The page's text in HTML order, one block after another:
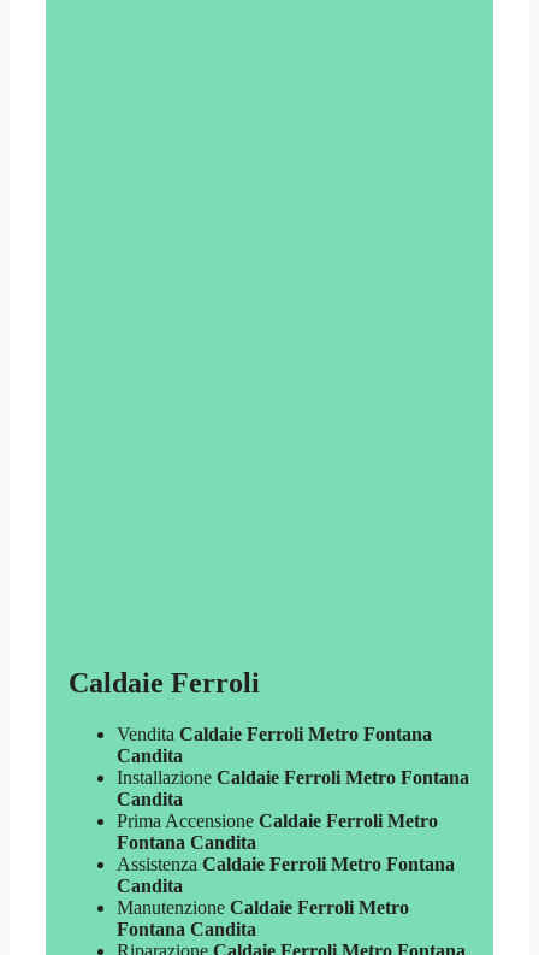
Caldaie Ferroli
Vendita Caldaie Ferroli Metro Fontana
Candita
Installazione Caldaie Ferroli Metro Fontana
Candita
Prima Accensione Caldaie Ferroli Metro
Fontana Candita
Assistenza Caldaie Ferroli Metro Fontana
Candita
Manutenzione Caldaie Ferroli Metro
Fontana Candita
Riparazione Caldaie Ferroli Metro Fontana